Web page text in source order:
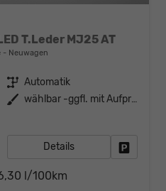
T.Leder MJ25 AT
Neuwagen
Getriebe Automatik
Außenfarbe
wählbar -ggfl. mit Aufpreis-
Details
l/100km